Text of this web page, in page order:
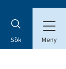
Sök Meny